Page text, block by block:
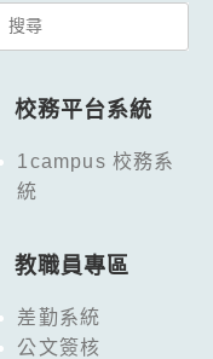
Search
校務平台系統
1campus 校務系
統
教職員專區
差勤系統
公文簽核